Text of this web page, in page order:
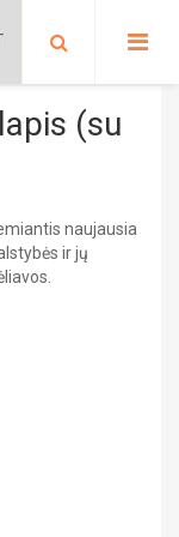
(su
naujausia
ir jų